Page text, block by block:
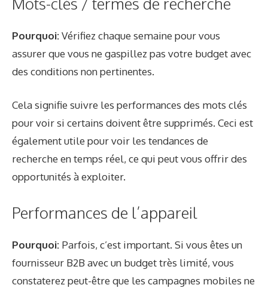
Pourquoi:Vérifiez chaque semaine pour vous
assurer que vous ne gaspillez pas votre budget avec
des conditions non pertinentes.
Cela signifie suivre les performances des mots clés
pour voir si certains doivent être supprimés. Ceci est
également utile pour voir les tendances de
recherche en temps réel, ce qui peut vous offrir des
opportunités à exploiter.
Performances de l’appareil
Pourquoi: Parfois, c’est important. Si vous êtes un
fournisseur B2B avec un budget très limité, vous
constaterez peut-être que les campagnes mobiles ne